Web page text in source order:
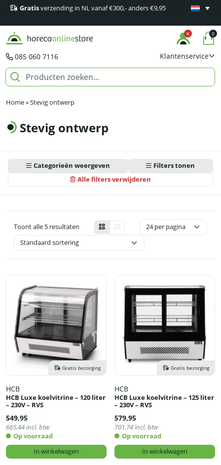
Gratisverzending in NL vanaf €300,- anders €9,95
Minimaal
085 060 7116 Klantenservice
0
Home»Stevig ontwerp
Stevig ontwerp
Categorieën weergeven
Alle filters verwijderen
Filters tonen
Toont alle 5 resultaten
Gratis bezorging
HCB
HCB Luxe koelvitrine – 120 liter
– 230V – RVS
549,95
665,44incl. btw
Op voorraad
In winkelwagen
Gratis bezorging
HCB
HCB Luxe koelvitrine – 125 liter
– 230V – RVS
579,95
701,74incl. btw
Op voorraad
In winkelwagen